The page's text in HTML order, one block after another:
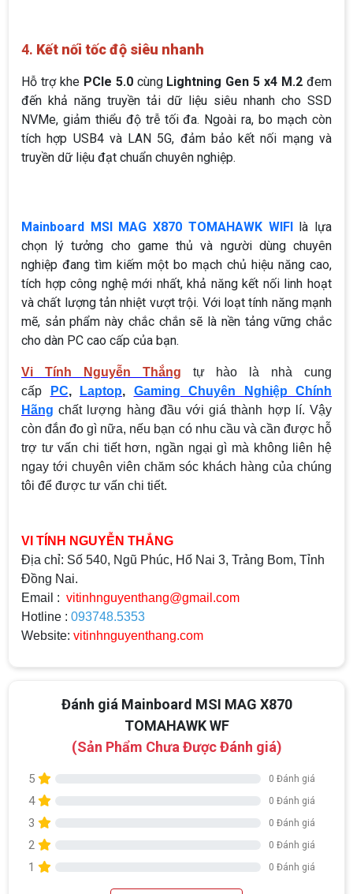
4. Kết nối tốc độ siêu nhanh
Hỗ trợ khe PCIe 5.0cùng Lightning Gen 5 x4 M.2 đem
đến khả năng truyền tải dữ liệu siêu nhanh cho SSD
NVMe, giảm thiểu độ trễ tối đa. Ngoài ra, bo mạch còn
tích hợp USB4 và LAN 5G, đảm bảo kết nối mạng và
truyền dữ liệu đạt chuẩn chuyên nghiệp.
Mainboard MSI MAG X870 TOMAHAWK WIFIlà lựa
chọn lý tưởng cho game thủ và người dùng chuyên
nghiệp đang tìm kiếm một bo mạch chủ hiệu năng cao,
tích hợp công nghệ mới nhất, khả năng kết nối linh hoạt
và chất lượng tản nhiệt vượt trội. Với loạt tính năng mạnh
mẽ, sản phẩm này chắc chắn sẽ là nền tảng vững chắc
cho dàn PC cao cấp của bạn.
Vi Tính Nguyễn Thắng tự hào là nhà cung
cấp
PC, Laptop, Gaming Chuyên Nghiệp Chính
Hãng chất lượng hàng đầu với giá thành hợp lí. Vậy
còn đắn đo gì nữa, nếu bạn có nhu cầu và cần được hỗ
trợ tư vấn chi tiết hơn, ngần ngại gì mà không liên hệ
ngay tới chuyên viên chăm sóc khách hàng của chúng
tôi để được tư vấn chi tiết.
VI TÍNH NGUYỄN THẮNG
Địa chỉ: Số 540, Ngũ Phúc, Hố Nai 3, Trảng Bom, Tỉnh
Đồng Nai.
Email : vitinhnguyenthang@gmail.com
Hotline : 093748.5353
Website: vitinhnguyenthang.com
Đánh giá Mainboard MSI MAG X870
TOMAHAWK WF
(Sản Phẩm Chưa Được Đánh giá)
5 0 Đánh giá
4 0 Đánh giá
3 0 Đánh giá
2 0 Đánh giá
1 0 Đánh giá